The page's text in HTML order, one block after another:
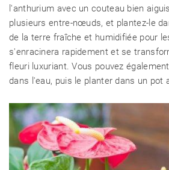
l'anthurium avec un couteau bien
plusieurs entre-nœuds, et plantez-le
de la terre fraîche et humidifiée pour
s'enracinera rapidement et se
fleuri luxuriant. Vous pouvez
dans l'eau, puis le planter dans un pot